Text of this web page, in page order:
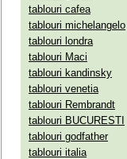
tablouri cafea
tablouri michelangelo
tablouri londra
tablouri Maci
tablouri kandinsky
tablouri venetia
tablouri Rembrandt
tablouri BUCURESTI
tablouri godfather
tablouri italia